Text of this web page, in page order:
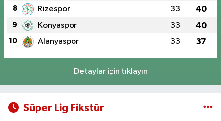
8 Rizespor 33 40
9 Konyaspor 33 40
10 Alanyaspor 33 37
Detaylar için tıklayın
Süper Lig Fikstür